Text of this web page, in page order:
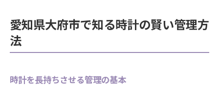
愛知県大府市で知る時計の賢い管理方
法
時計を長持ちさせる管理の基本